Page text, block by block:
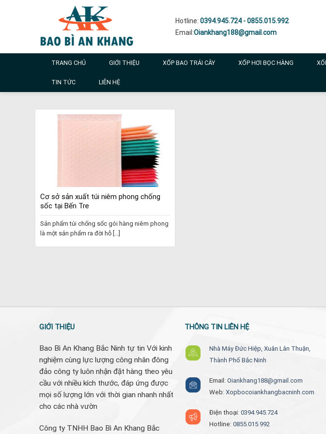
Hotline: 0394.945.724 - 0855.015.992
Email:Oiankhang188@gmail.com
TRANG CHỦ GIỚI THIỆU XỐP BAO TRÁI CÂY XỐP HƠI BỌC HÀNG
TIN TỨC LIÊN HỆ
Cơ sở sản xuất túi niêm phong chống
sốc tại Bến Tre
Sản phẩm túi chống sốc gói hàng niêm phong
là một sản phẩm ra đời hỗ [...]
GIỚI THIỆU
Bao Bì An Khang Bắc Ninh tự tin Với kinh
nghiệm cùng lực lượng công nhân đông
đảo công ty luôn nhận đặt hàng theo yêu
cầu với nhiều kích thước, đáp ứng được
mọi số lượng lớn với thời gian nhanh nhất
cho các nhà vườn
Công ty TNHH Bao Bì An Khang Bắc
THÔNG TIN LIÊN HỆ
Nhà Máy Đức Hiệp, Xuân Lân Thuận,
Thành Phố Bắc Ninh
Email: Oiankhang188@gmail.com
Web: Xopbocoiankhangbacninh.com
Điện thoại: 0394.945.724
Hotline: 0855.015.992